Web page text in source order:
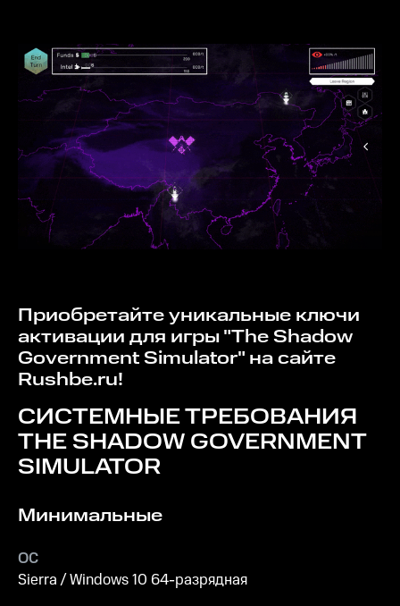
Приобретайте уникальные ключи
активации для игры "The Shadow
Government Simulator" на сайте
Rushbe.ru!
СИСТЕМНЫЕ ТРЕБОВАНИЯ
THE SHADOW GOVERNMENT
SIMULATOR
Минимальные
ОС
Sierra / Windows 10 64-разрядная